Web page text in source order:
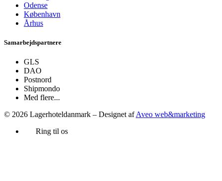
Odense
København
Århus
Samarbejdspartnere
GLS
DAO
Postnord
Shipmondo
Med flere...
© 2026 Lagerhoteldanmark – Designet afAveo web&marketing
Ring til os